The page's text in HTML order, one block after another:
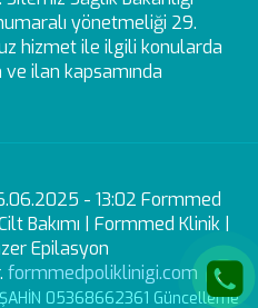
yönetmeliği 29.
hizmet ile ilgili konularda
ve ilan kapsamında
- 13:02 Formmed
Bakımı | Formmed Klinik |
Epilasyon
formmedpoliklinigi.com
05368662361 Güncelleme